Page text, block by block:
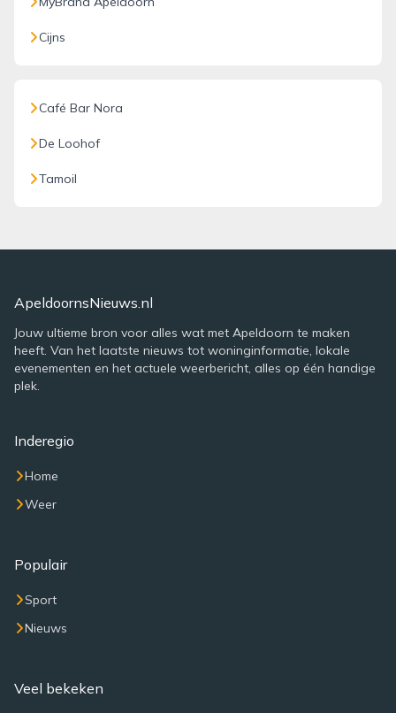
Cijns
Café Bar Nora
De Loohof
Tamoil
ApeldoornsNieuws.nl
Jouw ultieme bron voor alles wat met Apeldoorn te maken
heeft. Van het laatste nieuws tot woninginformatie, lokale
evenementen en het actuele weerbericht, alles op één handige
plek.
Inderegio
Home
Weer
Populair
Sport
Nieuws
Veel bekeken